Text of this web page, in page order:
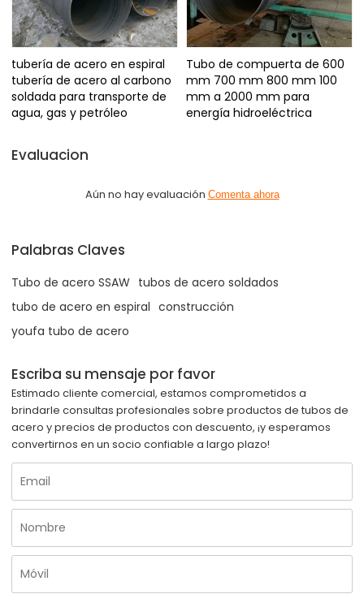
tubería de acero en espiral
tubería de acero al carbono
soldada para transporte de
agua, gas y petróleo
Tubo de compuerta de 600
mm 700 mm 800 mm 100
mm a 2000 mm para
energía hidroeléctrica
Evaluacion
Aún no hay evaluación Comenta ahora
Palabras Claves
Tubo de acero SSAW tubos de acero soldados
tubo de acero en espiral construcción
youfa tubo de acero
Escriba su mensaje por favor
Estimado cliente comercial, estamos comprometidos a
brindarle consultas profesionales sobre productos de tubos de
acero y precios de productos con descuento, ¡y esperamos
convertirnos en un socio confiable a largo plazo!